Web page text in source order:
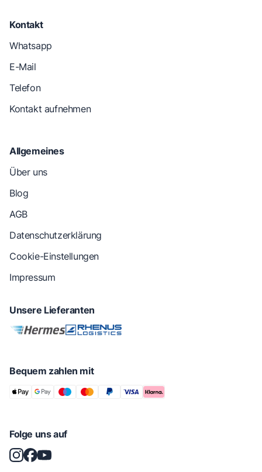
Kontakt
Whatsapp
E-Mail
Telefon
Kontakt aufnehmen
Allgemeines
Über uns
Blog
AGB
Datenschutzerklärung
Cookie-Einstellungen
Impressum
Unsere Lieferanten
Bequem zahlen mit
Folge uns auf